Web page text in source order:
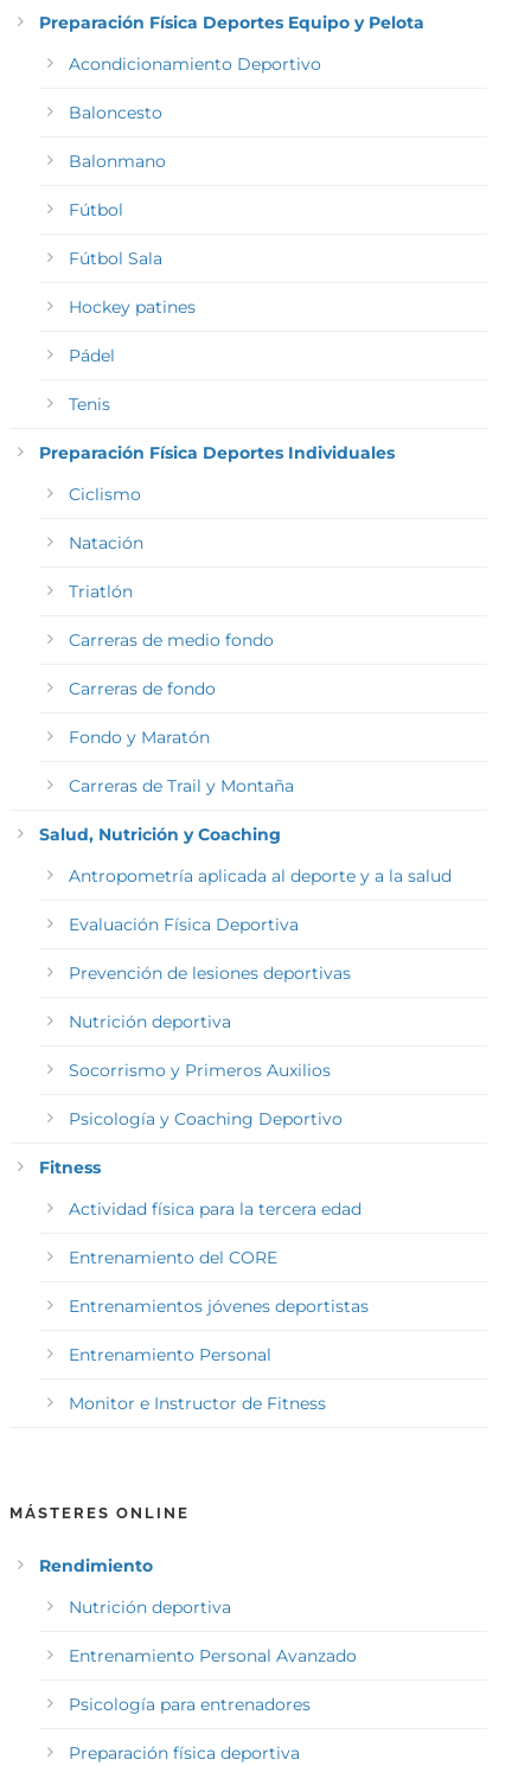
Preparación Física Deportes Equipo y Pelota
Acondicionamiento Deportivo
Baloncesto
Balonmano
Fútbol
Fútbol Sala
Hockey patines
Pádel
Tenis
Preparación Física Deportes Individuales
Ciclismo
Natación
Triatlón
Carreras de medio fondo
Carreras de fondo
Fondo y Maratón
Carreras de Trail y Montaña
Salud, Nutrición y Coaching
Antropometría aplicada al deporte y a la salud
Evaluación Física Deportiva
Prevención de lesiones deportivas
Nutrición deportiva
Socorrismo y Primeros Auxilios
Psicología y Coaching Deportivo
Fitness
Actividad física para la tercera edad
Entrenamiento del CORE
Entrenamientos jóvenes deportistas
Entrenamiento Personal
Monitor e Instructor de Fitness
MÁSTERES ONLINE
Rendimiento
Nutrición deportiva
Entrenamiento Personal Avanzado
Psicología para entrenadores
Preparación física deportiva